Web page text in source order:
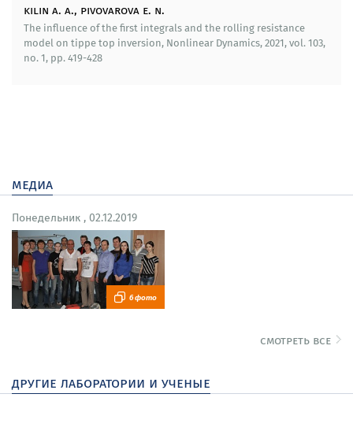
научными институтами России.
Сотрудничество:
семинаров, обсуждение родственных задач.
Математический институт имени В. А. Стеклова РАН
(Россия), Математический институт Сербской
академии наук и искусств (Сербия), Московский
физико-технический институт (Россия): проведение
совместных научных исследований, организация
научных мероприятий.
kilin a. a., pivovarova e. n.
The influence of the first integrals and the rolling resistance
model on tippe top inversion, Nonlinear Dynamics, 2021, vol. 103,
no. 1, pp. 419-428
медиа
Понедельник , 02.12.2019
6 фото
смотреть все
другие лаборатории и ученые